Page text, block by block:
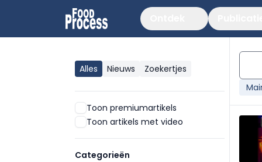
Alles Nieuws Zoekertjes
Toon premiumartikels
Toon artikels met video
Categorieën